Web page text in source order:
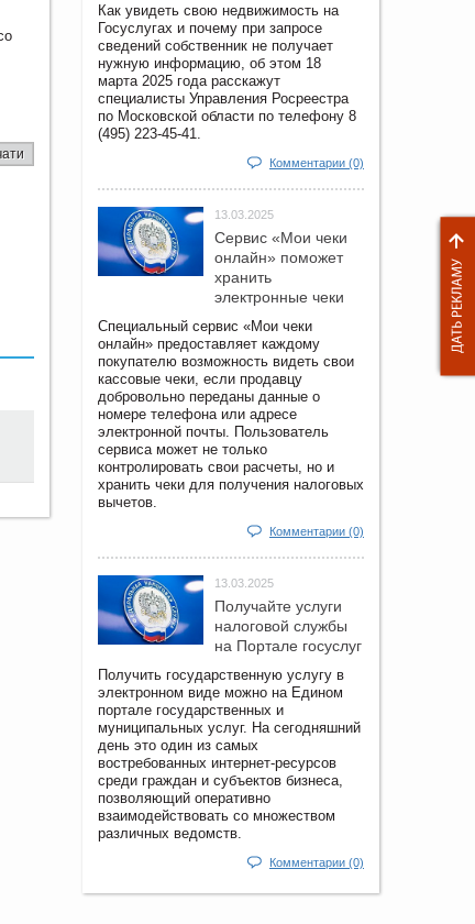
Как увидеть свою недвижимость на
Госуслугах и почему при запросе
сведений собственник не получает
нужную информацию, об этом 18
марта 2025 года расскажут
специалисты Управления Росреестра
по Московской области по телефону 8
(495) 223-45-41.
Комментарии (0)
13.03.2025
Сервис «Мои чеки
онлайн» поможет
хранить
электронные чеки
Специальный сервис «Мои чеки
онлайн» предоставляет каждому
покупателю возможность видеть свои
кассовые чеки, если продавцу
добровольно переданы данные о
номере телефона или адресе
электронной почты. Пользователь
сервиса может не только
контролировать свои расчеты, но и
хранить чеки для получения налоговых
вычетов.
Комментарии (0)
13.03.2025
Получайте услуги
налоговой службы
на Портале госyслуг
Получить государственную услугу в
электронном виде можно на Едином
портале государственных и
муниципальных услуг. На сегодняшний
день это один из самых
востребованных интернет-ресурсов
среди граждан и субъектов бизнеса,
позволяющий оперативно
взаимодействовать со множеством
различных ведомств.
Комментарии (0)